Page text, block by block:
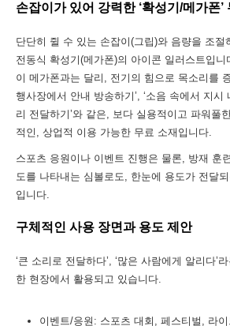
손잡이가 있어 강력한 ‘확성기/메가폰’
단단히 쥘 수 있는 손잡이(그립)와 음량을 조절
전동식 확성기(메가폰)의 아이콘 일러스트입
이 메가폰과는 달리, 전기의 힘으로 목소리를
행사장에서 안내 방송하기’, ‘소음 속에서 지시
리 전달하기’와 같은, 보다 실용적이고 파워풀
적인, 상업적 이용 가능한 무료 소재입니다.
스포츠 응원이나 이벤트 진행은 물론, 방재 훈
도를 나타내는 심볼로도, 한눈에 용도가 전달
입니다.
구체적인 사용 장면과 용도 제안
‘큰 소리로 전달하다’, ‘많은 사람에게 알리다’
한 현장에서 활용되고 있습니다.
이벤트/응원: 스포츠 대회, 페스티벌, 라이